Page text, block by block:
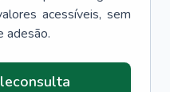
acessíveis, sem
adesão.